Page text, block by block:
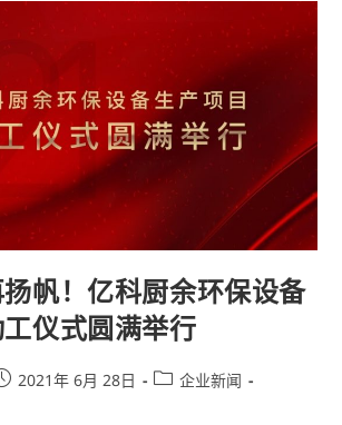
帆！亿科厨余环保设备
仪式圆满举行
2021年 6月 28日
企业新闻